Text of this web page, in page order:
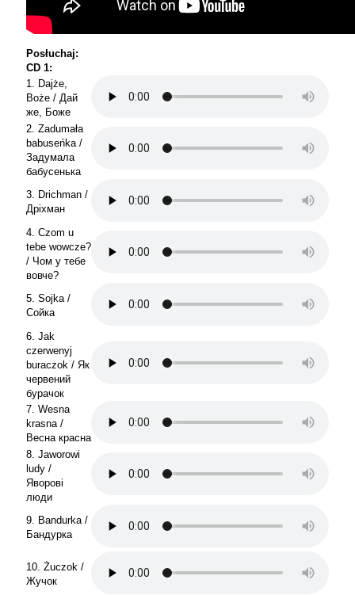
Posłuchaj:
CD 1:
1. Dajże,
Boże / Дай
же, Боже
2. Zadumała
babuseńka /
Задумала
бабусенька
3. Drichman /
Дріхман
4. Czom u
tebe wowcze?
/ Чом у тебе
вовче?
5. Sojka /
Сойка
6. Jak
czerwenyj
buraczok / Як
червений
бурачок
7. Wesna
krasna /
Весна красна
8. Jaworowi
ludy /
Яворові
люди
9. Bandurka /
Бандурка
10. Żuczok /
Жучок